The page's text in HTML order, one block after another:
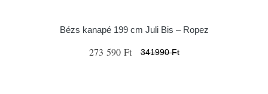
Bézs kanapé 199 cm Juli Bis – Ropez
273 590 Ft 341990 Ft